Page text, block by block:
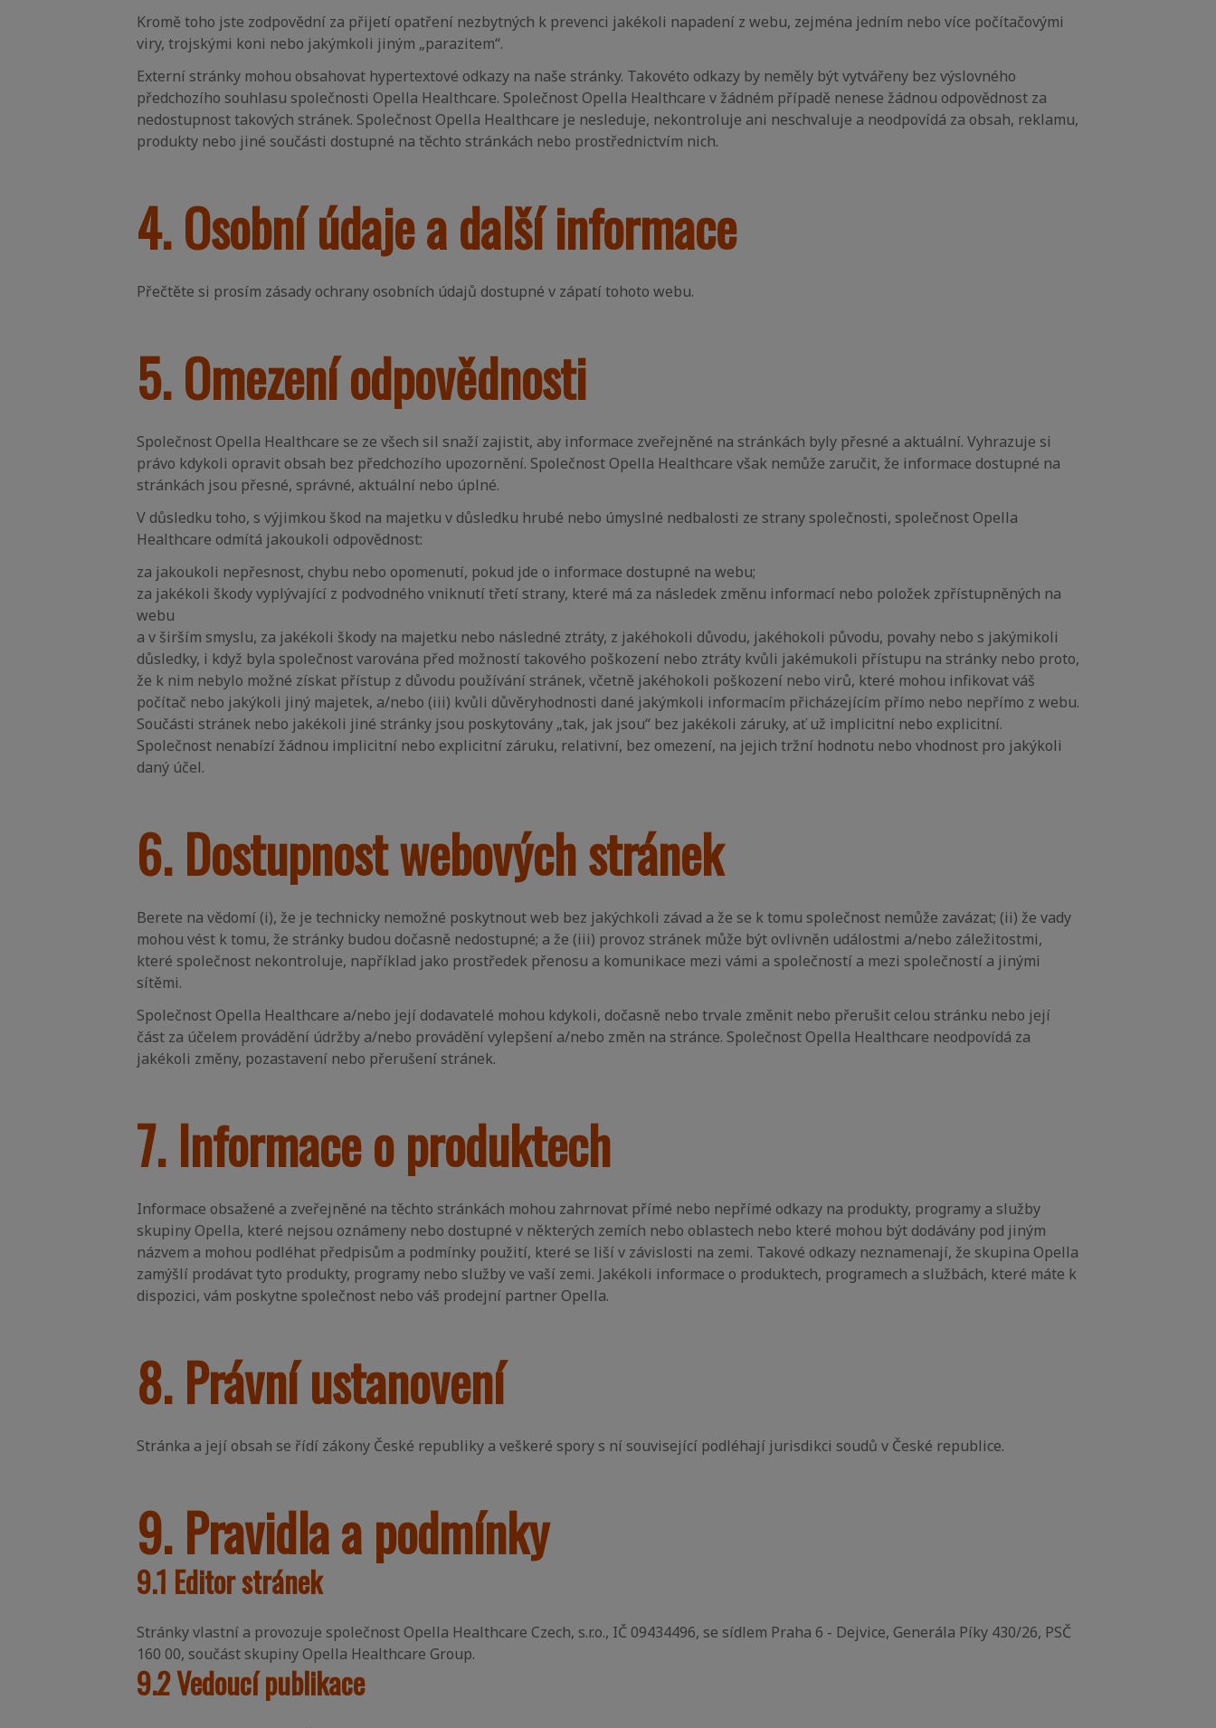
Kromě toho jste zodpovědní za přijetí opatření nezbytných k prevenci jakékoli napadení z webu, zejména jedním nebo více počítačovými
viry, trojskými koni nebo jakýmkoli jiným „parazitem“.
Externí stránky mohou obsahovat hypertextové odkazy na naše stránky. Takovéto odkazy by neměly být vytvářeny bez výslovného
předchozího souhlasu společnosti Opella Healthcare. Společnost Opella Healthcare v žádném případě nenese žádnou odpovědnost za
nedostupnost takových stránek. Společnost Opella Healthcare je nesleduje, nekontroluje ani neschvaluje a neodpovídá za obsah, reklamu,
produkty nebo jiné součásti dostupné na těchto stránkách nebo prostřednictvím nich.
4. Osobní údaje a další informace
Přečtěte si prosím zásady ochrany osobních údajů dostupné v zápatí tohoto webu.
5. Omezení odpovědnosti
Společnost Opella Healthcare se ze všech sil snaží zajistit, aby informace zveřejněné na stránkách byly přesné a aktuální. Vyhrazuje si
právo kdykoli opravit obsah bez předchozího upozornění. Společnost Opella Healthcare však nemůže zaručit, že informace dostupné na
stránkách jsou přesné, správné, aktuální nebo úplné.
V důsledku toho, s výjimkou škod na majetku v důsledku hrubé nebo úmyslné nedbalosti ze strany společnosti, společnost Opella
Healthcare odmítá jakoukoli odpovědnost:
za jakoukoli nepřesnost, chybu nebo opomenutí, pokud jde o informace dostupné na webu;
za jakékoli škody vyplývající z podvodného vniknutí třetí strany, které má za následek změnu informací nebo položek zpřístupněných na
webu
a v širším smyslu, za jakékoli škody na majetku nebo následné ztráty, z jakéhokoli důvodu, jakéhokoli původu, povahy nebo s jakýmikoli
důsledky, i když byla společnost varována před možností takového poškození nebo ztráty kvůli jakémukoli přístupu na stránky nebo proto,
že k nim nebylo možné získat přístup z důvodu používání stránek, včetně jakéhokoli poškození nebo virů, které mohou infikovat váš
počítač nebo jakýkoli jiný majetek, a/nebo (iii) kvůli důvěryhodnosti dané jakýmkoli informacím přicházejícím přímo nebo nepřímo z webu.
Součásti stránek nebo jakékoli jiné stránky jsou poskytovány „tak, jak jsou“ bez jakékoli záruky, ať už implicitní nebo explicitní.
Společnost nenabízí žádnou implicitní nebo explicitní záruku, relativní, bez omezení, na jejich tržní hodnotu nebo vhodnost pro jakýkoli
daný účel.
6. Dostupnost webových stránek
Berete na vědomí (i), že je technicky nemožné poskytnout web bez jakýchkoli závad a že se k tomu společnost nemůže zavázat; (ii) že vady
mohou vést k tomu, že stránky budou dočasně nedostupné; a že (iii) provoz stránek může být ovlivněn událostmi a/nebo záležitostmi,
které společnost nekontroluje, například jako prostředek přenosu a komunikace mezi vámi a společností a mezi společností a jinými
sítěmi.
Společnost Opella Healthcare a/nebo její dodavatelé mohou kdykoli, dočasně nebo trvale změnit nebo přerušit celou stránku nebo její
část za účelem provádění údržby a/nebo provádění vylepšení a/nebo změn na stránce. Společnost Opella Healthcare neodpovídá za
jakékoli změny, pozastavení nebo přerušení stránek.
7. Informace o produktech
Informace obsažené a zveřejněné na těchto stránkách mohou zahrnovat přímé nebo nepřímé odkazy na produkty, programy a služby
skupiny Opella, které nejsou oznámeny nebo dostupné v některých zemích nebo oblastech nebo které mohou být dodávány pod jiným
názvem a mohou podléhat předpisům a podmínky použití, které se liší v závislosti na zemi. Takové odkazy neznamenají, že skupina Opella
zamýšlí prodávat tyto produkty, programy nebo služby ve vaší zemi. Jakékoli informace o produktech, programech a službách, které máte k
dispozici, vám poskytne společnost nebo váš prodejní partner Opella.
8. Právní ustanovení
Stránka a její obsah se řídí zákony České republiky a veškeré spory s ní související podléhají jurisdikci soudů v České republice.
9. Pravidla a podmínky
9.1 Editor stránek
Stránky vlastní a provozuje společnost Opella Healthcare Czech, s.r.o., IČ 09434496, se sídlem Praha 6 - Dejvice, Generála Píky 430/26, PSČ
160 00, součást skupiny Opella Healthcare Group.
9.2 Vedoucí publikace